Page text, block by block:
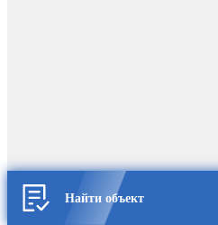
Найти объект